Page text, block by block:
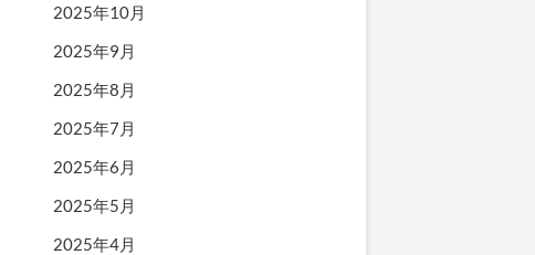
2025年10月
2025年9月
2025年8月
2025年7月
2025年6月
2025年5月
2025年4月